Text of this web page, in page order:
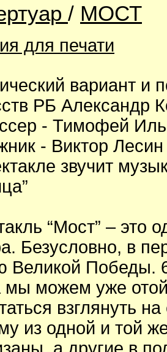
/ МОСТ
для печати
вариант и
РБ Александр
- Тимофей
- Виктор Лесин
звучит
“Мост” – это
Безусловно, в
Великой Победы.
мы можем уже
взглянуть
из одной и той